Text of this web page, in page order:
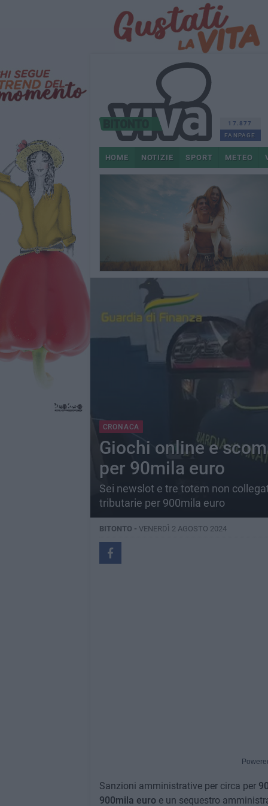
17.877
FANPAGE
HOME NOTIZIE SPORT METEO
CRONACA
Giochi online e
per 90mila euro
Sei newslot e tre totem non
tributarie per 900mila euro
BITONTO - VENERDÌ 2 AGOSTO 2024
Sanzioni amministrative per circa per
900mila euroe un sequestro